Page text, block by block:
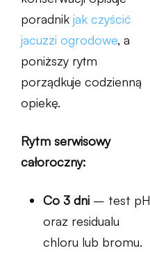
poradnik jak czyścić
jacuzzi ogrodowe, a
poniższy rytm
porządkuje codzienną
opiekę.
Rytm serwisowy
całoroczny:
Co 3 dni – test pH
oraz residualu
chloru lub bromu.